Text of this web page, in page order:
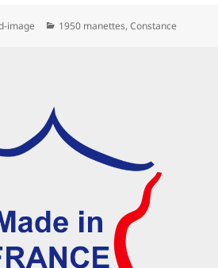
image 1950 manettes,Constance